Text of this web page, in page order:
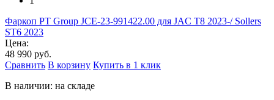
Фаркоп PT Group JCE-23-991422.00 для JAC T8 2023-/ Sollers
ST6 2023
Цена:
48 990 руб.
Сравнить В корзину Купить в 1 клик
В наличии: на складе